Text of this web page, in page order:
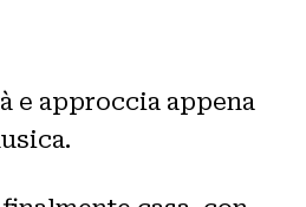
e approccia appena